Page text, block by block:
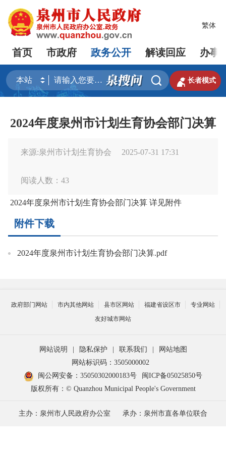
繁体
首页 市政府 政务公开 解读回应 办事
  长者模式
2024年度泉州市计划生育协会部门决算
来源:泉州市计划生育协会 2025-07-31 17:31
阅读人数： 43
2024年度泉州市计划生育协会部门决算 详见附件
附件下载
2024年度泉州市计划生育协会部门决算.pdf
政府部门网站 市内其他网站 县市区网站 福建省设区市
专业网站
友好城市网站
网站说明 隐私保护 联系我们
网站地图
网站标识码：3505000002
闽公网安备：35050302000183号
闽ICP备05025850号
版权所有：© Quanzhou Municipal People's Government
主办：泉州市人民政府办公室 承办：泉州市直各单位联合